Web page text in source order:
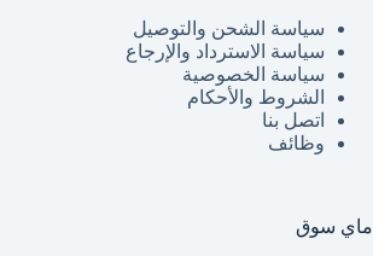
سياسة الشحن والتوصيل
سياسة الاسترداد والإرجاع
سياسة الخصوصية
الشروط والأحكام
اتصل بنا
وظائف
ماي سوق